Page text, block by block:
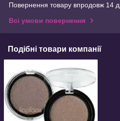
Повернення товару впродовж 14
Всі умови повернення
Подібні товари компанії